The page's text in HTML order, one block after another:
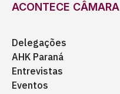
ACONTECE CÂMARA
Delegações
AHK Paraná
Entrevistas
Eventos